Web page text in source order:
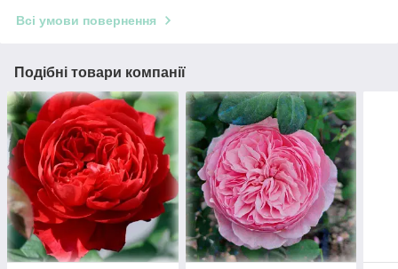
Всі умови повернення
Подібні товари компанії